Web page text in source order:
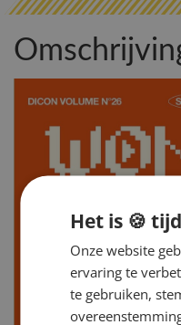
Het is 🍪 tijd
Onze website
ervaring te
te gebruiken,